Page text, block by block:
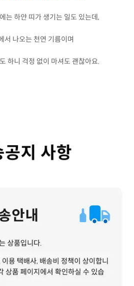
는 하얀 띠가 생기는 일도 있는데,
서 나오는 천연 기름이며
하니 걱정 없이 마셔도 괜찮아요.